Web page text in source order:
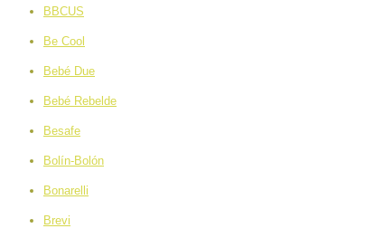
BBCUS
Be Cool
Bebé Due
Bebé Rebelde
Besafe
Bolín-Bolón
Bonarelli
Brevi